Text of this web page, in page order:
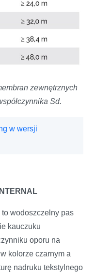
zewnętrznych
Sd.
w wersji
wodoszczelny pas
kauczuku
oporu na
kolorze czarnym a
nadruku tekstylnego